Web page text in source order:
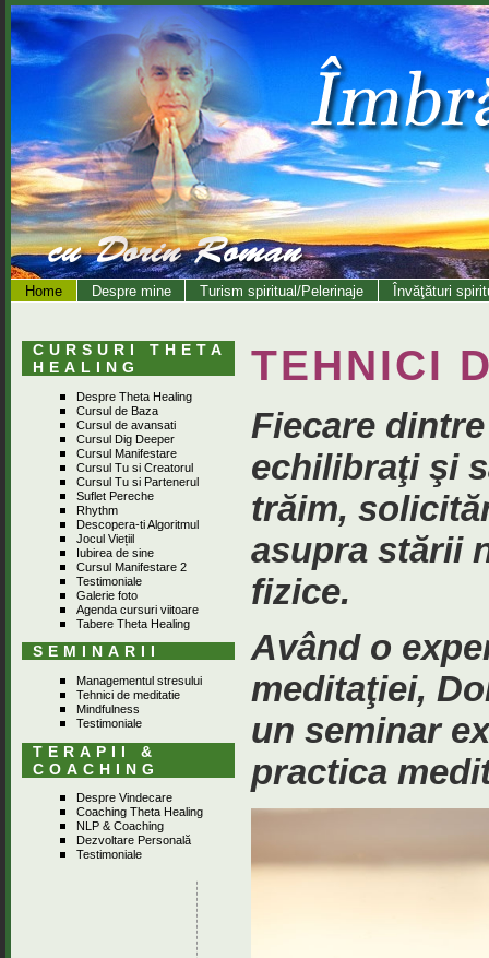
Home Despre mine Turism spiritual/Pelerinaje Învăţături
CURSURI THETA
HEALING
Despre Theta Healing
Cursul de Baza
Cursul de avansati
Cursul Dig Deeper
Cursul Manifestare
Cursul Tu si Creatorul
Cursul Tu si Partenerul
Suflet Pereche
Rhythm
Descopera-ti Algoritmul
Jocul Viețiil
Iubirea de sine
Cursul Manifestare 2
Testimoniale
Galerie foto
Agenda cursuri viitoare
Tabere Theta Healing
SEMINARII
Managementul stresului
Tehnici de meditatie
Mindfulness
Testimoniale
TERAPII &
COACHING
Despre Vindecare
Coaching Theta Healing
NLP & Coaching
Dezvoltare Personală
Testimoniale
TEHNICI
Fiecare
echilibraţi şi
trăim,
asupra stării
fizice.
Având o
meditaţiei,
un seminar
practica